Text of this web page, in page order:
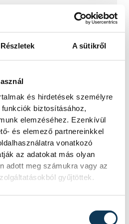
Részletek A sütikről
és hirdetések személyre
biztosításához,
elemzéséhez. Ezenkívül
és elemező partnereinkkel
vonatkozó
az adatokat más olyan
adott meg számukra vagy az
gyűjtöttek.
még
– Felber
a föld
múltról
lelet valódi
Miért lehet fontos
és miért
egy részét,
nélkül
Többek között
Zsombor, a
Dezső Múzeum
Smart!